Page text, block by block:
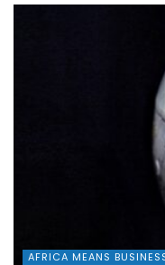
AFRICA MEANS